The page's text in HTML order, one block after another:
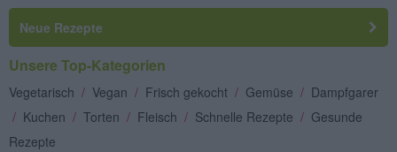
Neue Rezepte
Unsere Top-Kategorien
Vegetarisch / Vegan / Frisch gekocht / Gemüse / Dampfgarer
/ Kuchen / Torten / Fleisch / Schnelle Rezepte / Gesunde
Rezepte